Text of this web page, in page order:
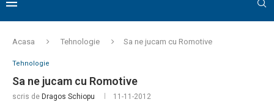
Acasa Tehnologie Sa ne jucam cu Romotive
Tehnologie
Sa ne jucam cu Romotive
scris de Dragos Schiopu 11-11-2012